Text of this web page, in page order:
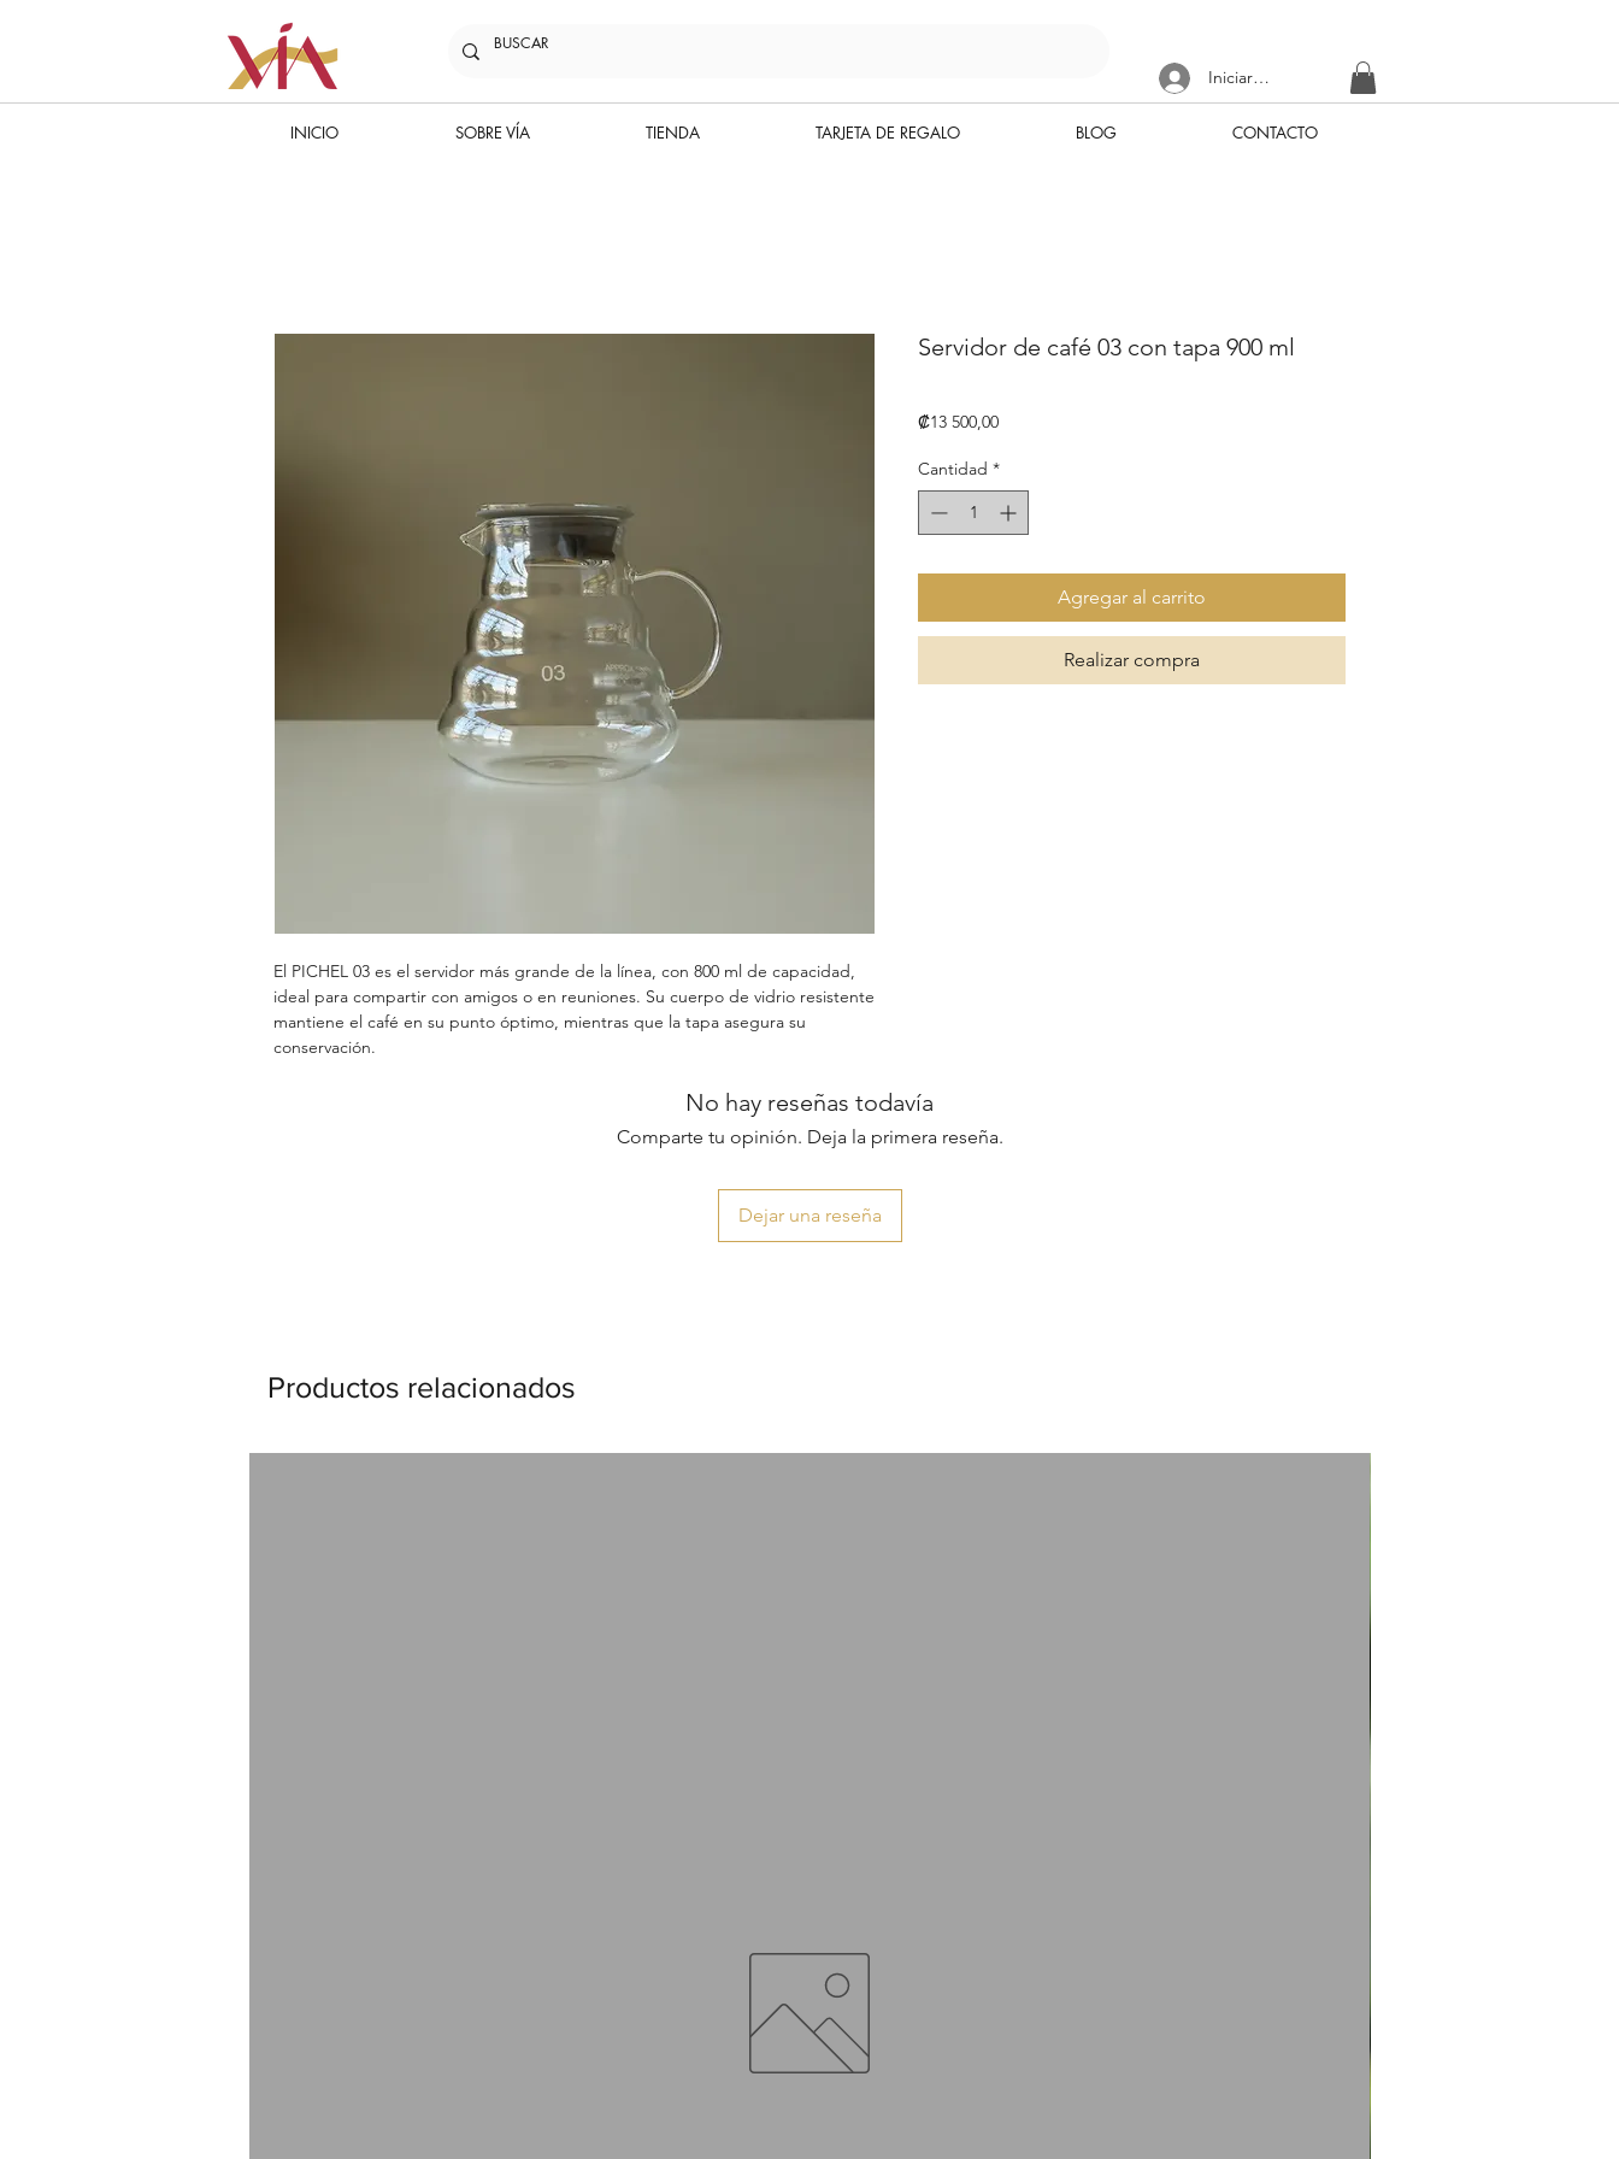
Iniciar sesión
INICIO SOBRE VÍA TIENDA TARJETA DE REGALO BLOG CONTACTO
El PICHEL 03 es el servidor más grande de la línea, con 800 ml de capacidad,
ideal para compartir con amigos o en reuniones. Su cuerpo de vidrio resistente
mantiene el café en su punto óptimo, mientras que la tapa asegura su
conservación.
Servidor de café 03 con tapa 900 ml
₡13 500,00Precio
Cantidad *
Agregar al carrito
Realizar compra
No hay reseñas todavía
Comparte tu opinión. Deja la primera reseña.
Dejar una reseña
Productos relacionados